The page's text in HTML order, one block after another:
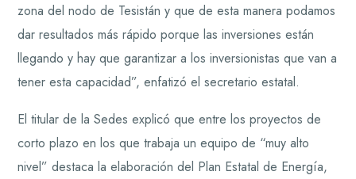
zona del nodo de Tesistán y que de esta manera podamos
dar resultados más rápido porque las inversiones están
llegando y hay que garantizar a los inversionistas que van a
tener esta capacidad”, enfatizó el secretario estatal.
El titular de la Sedes explicó que entre los proyectos de
corto plazo en los que trabaja un equipo de “muy alto
nivel” destaca la elaboración del Plan Estatal de Energía,